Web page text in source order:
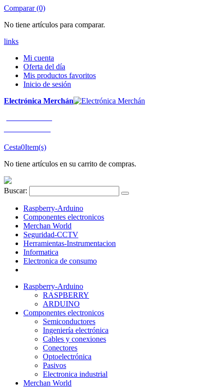
Comparar (0)
No tiene artículos para comparar.
links
Mi cuenta
Oferta del día
Mis productos favoritos
Inicio de sesión
Electrónica Merchán
Cesta0Item(s)
No tiene artículos en su carrito de compras.
Buscar:
Raspberry-Arduino
Componentes electronicos
Merchan World
Seguridad-CCTV
Herramientas-Instrumentacion
Informatica
Electronica de consumo
Raspberry-Arduino
RASPBERRY
ARDUINO
Componentes electronicos
Semiconductores
Ingeniería electrónica
Cables y conexiones
Conectores
Optoelectrónica
Pasivos
Electronica industrial
Merchan World